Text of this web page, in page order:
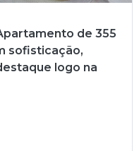
de 355
sofisticação,
logo na